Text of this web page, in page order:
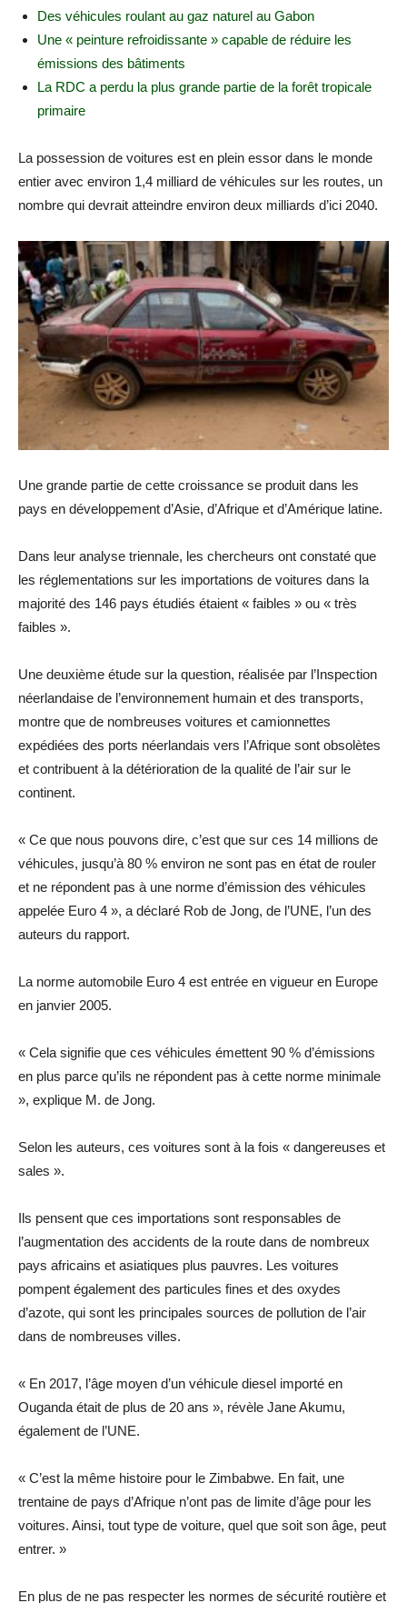
Des véhicules roulant au gaz naturel au Gabon
Une « peinture refroidissante » capable de réduire les
émissions des bâtiments
La RDC a perdu la plus grande partie de la forêt tropicale
primaire
La possession de voitures est en plein essor dans le monde
entier avec environ 1,4 milliard de véhicules sur les routes, un
nombre qui devrait atteindre environ deux milliards d’ici 2040.
Une grande partie de cette croissance se produit dans les
pays en développement d’Asie, d’Afrique et d’Amérique latine.
Dans leur analyse triennale, les chercheurs ont constaté que
les réglementations sur les importations de voitures dans la
majorité des 146 pays étudiés étaient « faibles » ou « très
faibles ».
Une deuxième étude sur la question, réalisée par l’Inspection
néerlandaise de l’environnement humain et des transports,
montre que de nombreuses voitures et camionnettes
expédiées des ports néerlandais vers l’Afrique sont obsolètes
et contribuent à la détérioration de la qualité de l’air sur le
continent.
« Ce que nous pouvons dire, c’est que sur ces 14 millions de
véhicules, jusqu’à 80 % environ ne sont pas en état de rouler
et ne répondent pas à une norme d’émission des véhicules
appelée Euro 4 », a déclaré Rob de Jong, de l’UNE, l’un des
auteurs du rapport.
La norme automobile Euro 4 est entrée en vigueur en Europe
en janvier 2005.
« Cela signifie que ces véhicules émettent 90 % d’émissions
en plus parce qu’ils ne répondent pas à cette norme minimale
», explique M. de Jong.
Selon les auteurs, ces voitures sont à la fois « dangereuses et
sales ».
Ils pensent que ces importations sont responsables de
l’augmentation des accidents de la route dans de nombreux
pays africains et asiatiques plus pauvres. Les voitures
pompent également des particules fines et des oxydes
d’azote, qui sont les principales sources de pollution de l’air
dans de nombreuses villes.
« En 2017, l’âge moyen d’un véhicule diesel importé en
Ouganda était de plus de 20 ans », révèle Jane Akumu,
également de l’UNE.
« C’est la même histoire pour le Zimbabwe. En fait, une
trentaine de pays d’Afrique n’ont pas de limite d’âge pour les
voitures. Ainsi, tout type de voiture, quel que soit son âge, peut
entrer. »
En plus de ne pas respecter les normes de sécurité routière et